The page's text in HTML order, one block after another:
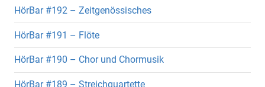
HörBar #192 – Zeitgenössisches
HörBar #191 – Flöte
HörBar #190 – Chor und Chormusik
HörBar #189 – Streichquartette